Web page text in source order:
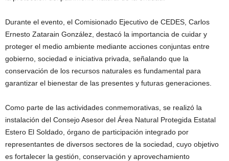
Durante el evento, el Comisionado Ejecutivo de CEDES, Carlos
Ernesto Zatarain González, destacó la importancia de cuidar y
proteger el medio ambiente mediante acciones conjuntas entre
gobierno, sociedad e iniciativa privada, señalando que la
conservación de los recursos naturales es fundamental para
garantizar el bienestar de las presentes y futuras generaciones.
Como parte de las actividades conmemorativas, se realizó la
instalación del Consejo Asesor del Área Natural Protegida Estatal
Estero El Soldado, órgano de participación integrado por
representantes de diversos sectores de la sociedad, cuyo objetivo
es fortalecer la gestión, conservación y aprovechamiento